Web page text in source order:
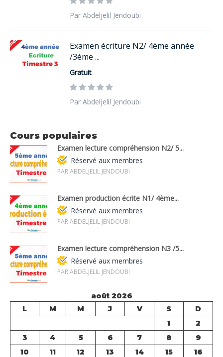
Par Abdeljelil Jendoubi
Examen écriture N2/ 4ème année
/3ème ...
Gratuit
Par Abdeljelil Jendoubi
Cours populaires
Examen lecture compréhension N2/ 5...
Réservé aux membres
PAR ABDELJELIL JENDOUBI
Examen production écrite N1/ 4ème...
Réservé aux membres
PAR ABDELJELIL JENDOUBI
Examen lecture compréhension N3 /5...
Réservé aux membres
PAR ABDELJELIL JENDOUBI
août 2026
L
M M J V S
D
1
2
3
4 5 6 7 8
9
10
11 12 13 14 15
16